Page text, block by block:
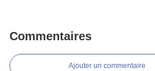
Commentaires
Ajouter un commentaire